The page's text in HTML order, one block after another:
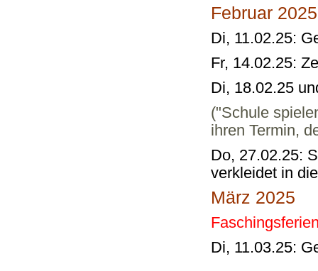
Februar 2025
Di, 11.02.25:
Fr, 14.02.25:
Di, 18.02.25
("Schule
ihren Termin,
Do, 27.02.25:
verkleidet in
März 2025
Di, 11.03.25: